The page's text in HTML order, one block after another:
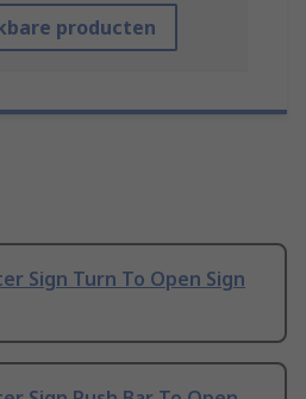
producten
Sign Turn To Open Sign